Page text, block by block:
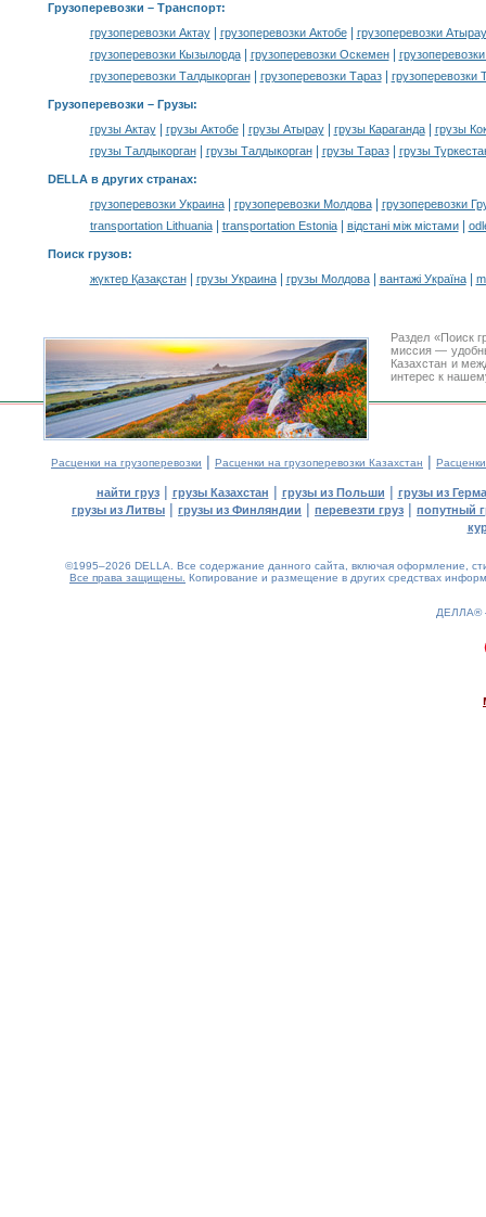
Грузоперевозки – Транспорт:
грузоперевозки Актау| грузоперевозки Актобе|
грузоперевозки Атырау
грузоперевозки Кызылорда| грузоперевозки Оскемен|
грузоперевозки Талдыкорган| грузоперевозки Тараз| грузоперевозки
Грузоперевозки – Грузы:
грузы Актау| грузы Актобе| грузы Атырау| грузы Караганда|
грузы
грузы Талдыкорган| грузы Талдыкорган| грузы Тараз| грузы
DELLA в других странах:
грузоперевозки Украина| грузоперевозки Молдова|
грузоперевозки
transportation Lithuania| transportation Estonia| відстані між містами|
Поиск грузов:
жүктер Қазақстан| грузы Украина| грузы Молдова| вантажі Україна|
Раздел «Поиск
миссия —
Казахстан и
интерес к
Расценки на грузоперевозки | Расценки на грузоперевозки Казахстан |
найти груз| грузы Казахстан | грузы из Польши | грузы из
грузы из Литвы | грузы из Финляндии | перевезти груз | попутный
©1995–2026 DELLA. Все содержание данного сайта, включая оформление,
Все права защищены. Копирование и размещение в других средствах